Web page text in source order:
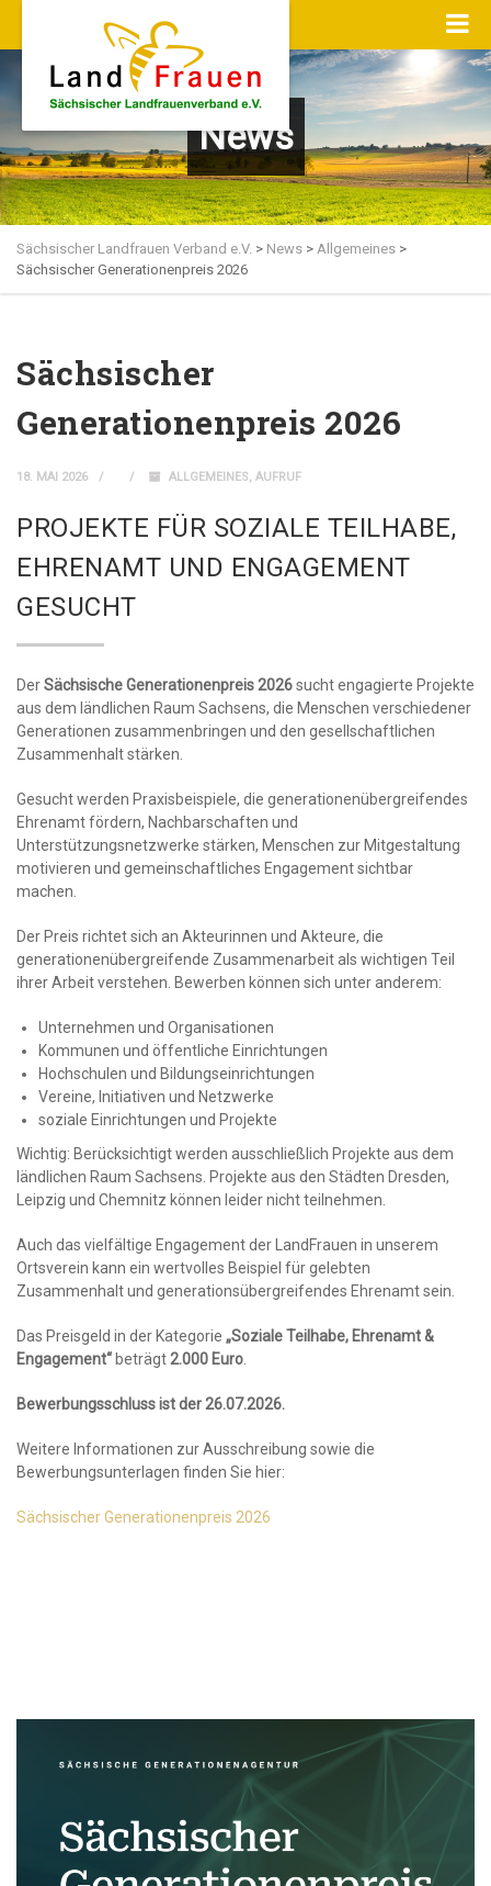
News
Sächsischer Landfrauen Verband e.V. > News > Allgemeines >
Sächsischer Generationenpreis 2026
Sächsischer
Generationenpreis 2026
18. MAI 2026 ALLGEMEINES, AUFRUF
PROJEKTE FÜR SOZIALE TEILHABE,
EHRENAMT UND ENGAGEMENT
GESUCHT
DerSächsische Generationenpreis 2026sucht engagierte Projekte
aus dem ländlichen Raum Sachsens, die Menschen verschiedener
Generationen zusammenbringen und den gesellschaftlichen
Zusammenhalt stärken.
Gesucht werden Praxisbeispiele, die generationenübergreifendes
Ehrenamt fördern, Nachbarschaften und
Unterstützungsnetzwerke stärken, Menschen zur Mitgestaltung
motivieren und gemeinschaftliches Engagement sichtbar
machen.
Der Preis richtet sich an Akteurinnen und Akteure, die
generationenübergreifende Zusammenarbeit als wichtigen Teil
ihrer Arbeit verstehen. Bewerben können sich unter anderem:
Unternehmen und Organisationen
Kommunen und öffentliche Einrichtungen
Hochschulen und Bildungseinrichtungen
Vereine, Initiativen und Netzwerke
soziale Einrichtungen und Projekte
Wichtig: Berücksichtigt werden ausschließlich Projekte aus dem
ländlichen Raum Sachsens. Projekte aus den Städten Dresden,
Leipzig und Chemnitz können leider nicht teilnehmen.
Auch das vielfältige Engagement der LandFrauen in unserem
Ortsverein kann ein wertvolles Beispiel für gelebten
Zusammenhalt und generationsübergreifendes Ehrenamt sein.
Das Preisgeld in der Kategorie „Soziale Teilhabe, Ehrenamt &
Engagement“ beträgt 2.000 Euro
Bewerbungsschluss ist der 26.07.2026.
Weitere Informationen zur Ausschreibung sowie die
Bewerbungsunterlagen finden Sie hier:
Sächsischer Generationenpreis 2026